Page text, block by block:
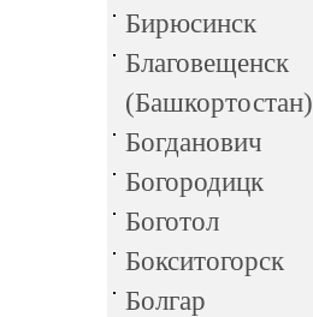
Бирюсинск
Благовещенск
(Башкортостан)
Богданович
Богородицк
Боготол
Бокситогорск
Болгар